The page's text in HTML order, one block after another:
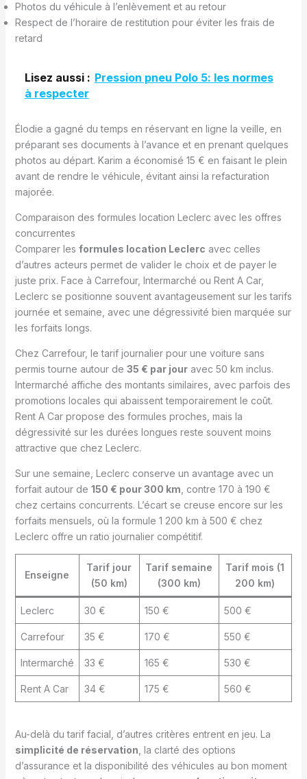
Photos du véhicule à l’enlèvement et au retour
Respect de l’horaire de restitution pour éviter les frais de
retard
Lisez aussi : Pression pneu Polo 5: les normes
à respecter
Élodie a gagné du temps en réservant en ligne la veille, en
préparant ses documents à l’avance et en prenant quelques
photos au départ. Karim a économisé 15 € en faisant le plein
avant de rendre le véhicule, évitant ainsi la refacturation
majorée.
Comparaison des formules location Leclerc avec les offres
concurrentes
Comparer les formules location Leclerc avec celles
d’autres acteurs permet de valider le choix et de payer le
juste prix. Face à Carrefour, Intermarché ou Rent A Car,
Leclerc se positionne souvent avantageusement sur les tarifs
journée et semaine, avec une dégressivité bien marquée sur
les forfaits longs.
Chez Carrefour, le tarif journalier pour une voiture sans
permis tourne autour de 35 € par jouravec 50 km inclus.
Intermarché affiche des montants similaires, avec parfois des
promotions locales qui abaissent temporairement le coût.
Rent A Car propose des formules proches, mais la
dégressivité sur les durées longues reste souvent moins
attractive que chez Leclerc.
Sur une semaine, Leclerc conserve un avantage avec un
forfait autour de 150 € pour 300 km , contre 170 à 190 €
chez certains concurrents. L’écart se creuse encore sur les
forfaits mensuels, où la formule 1 200 km à 500 € chez
Leclerc offre un ratio journalier compétitif.
Enseigne
Tarif jour
(50 km)
Tarif semaine
(300 km)
Tarif mois (1
200 km)
Leclerc 30 € 150 € 500 €
Carrefour 35 € 170 € 550 €
Intermarché 33 € 165 € 530 €
Rent A Car 34 € 175 € 560 €
Au-delà du tarif facial, d’autres critères entrent en jeu. La
simplicité de réservation , la clarté des options
d’assurance et la disponibilité des véhicules au bon moment